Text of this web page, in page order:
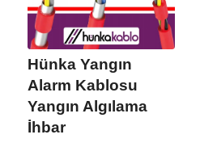
Hünka Yangın
Alarm Kablosu
Yangın Algılama
İhbar